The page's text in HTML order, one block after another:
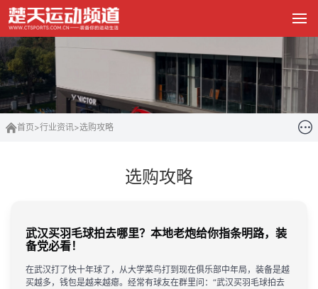
首页>行业资讯>选购攻略
选购攻略
武汉买羽毛球拍去哪里？本地老炮给你指条明路，装
备党必看！
在武汉打了快十年球了，从大学菜鸟打到现在俱乐部中年局，装备是越
买越多，钱包是越来越瘪。经常有球友在群里问：“武汉买羽毛球拍去